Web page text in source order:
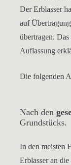
Der Erblasser
auf
übertragen.
Auflassung
Die folgenden
Nach den
Grundstücks.
In den meisten
Erblasser an